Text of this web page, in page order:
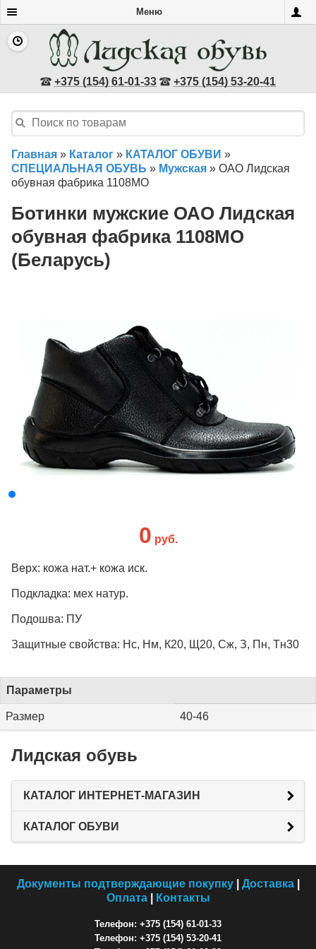
Меню
+375 (154) 61-01-33 +375 (154) 53-20-41
Главная » Каталог » КАТАЛОГ ОБУВИ »
СПЕЦИАЛЬНАЯ ОБУВЬ » Мужская » ОАО Лидская
обувная фабрика 1108МО
Ботинки мужские ОАО Лидская
обувная фабрика 1108МО
(Беларусь)
0 руб.
Верх: кожа нат.+ кожа иск.
Подкладка: мех натур.
Подошва: ПУ
Защитные свойства: Нс, Нм, К20, Щ20, Сж, З, Пн, Тн30
Параметры
Размер 40-46
Лидская обувь
КАТАЛОГ ИНТЕРНЕТ-МАГАЗИН
КАТАЛОГ ОБУВИ
Документы подтверждающие покупку| Доставка|
Оплата| Контакты
Телефон: +375 (154) 61-01-33
Телефон: +375 (154) 53-20-41